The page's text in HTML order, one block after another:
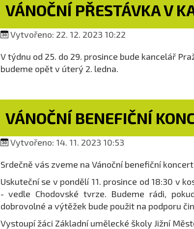
VÁNOČNÍ PŘESTÁVKA V
Vytvořeno: 22. 12. 2023 10:22
V týdnu od 25. do 29. prosince bude kancelář
budeme opět v úterý 2. ledna.
VÁNOČNÍ BENEFIČNÍ
Vytvořeno: 14. 11. 2023 10:53
Srdečně vás zveme na Vánoční benefiční
Uskuteční se v pondělí 11. prosince od 18:30 v
- vedle Chodovské tvrze. Budeme rádi,
dobrovolné a výtěžek bude použit na podporu
Vystoupí žáci Základní umělecké školy Jižní